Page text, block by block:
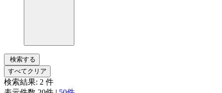
検索する
すべてクリア
検索結果: 2 件